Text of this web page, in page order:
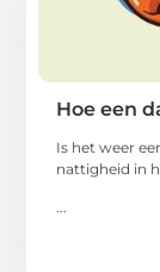
Hoe een
Is het weer
nattigheid in
...